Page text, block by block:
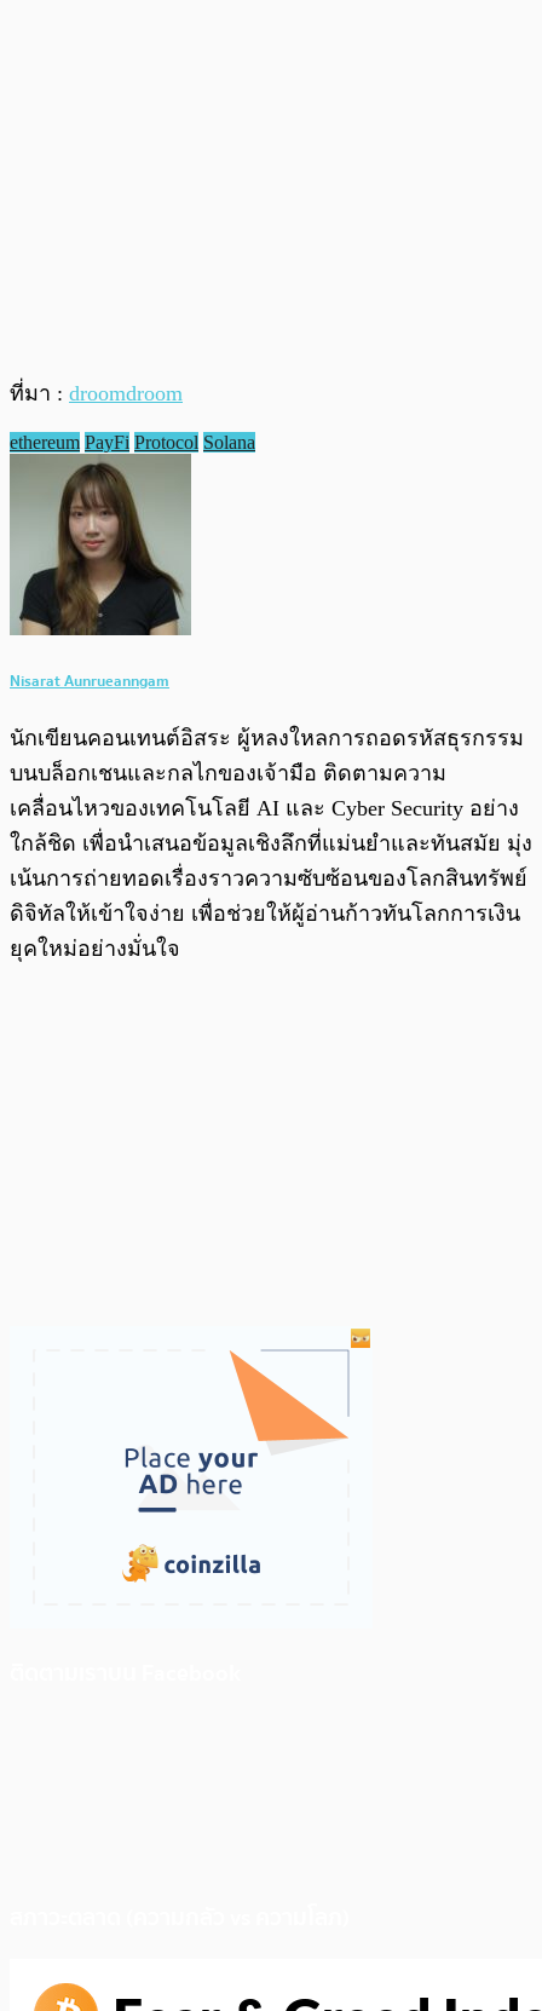
ที่มา : droomdroom
ethereum PayFi Protocol Solana
Nisarat Aunrueanngam
นักเขียนคอนเทนต์อิสระ ผู้หลงใหลการถอดรหัสธุรกรรม
บนบล็อกเชนและกลไกของเจ้ามือ ติดตามความ
เคลื่อนไหวของเทคโนโลยี AI และ Cyber Security อย่าง
ใกล้ชิด เพื่อนำเสนอข้อมูลเชิงลึกที่แม่นยำและทันสมัย มุ่ง
เน้นการถ่ายทอดเรื่องราวความซับซ้อนของโลกสินทรัพย์
ดิจิทัลให้เข้าใจง่าย เพื่อช่วยให้ผู้อ่านก้าวทันโลกการเงิน
ยุคใหม่อย่างมั่นใจ